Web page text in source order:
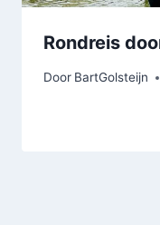
Rondreis
Door BartGolsteijn